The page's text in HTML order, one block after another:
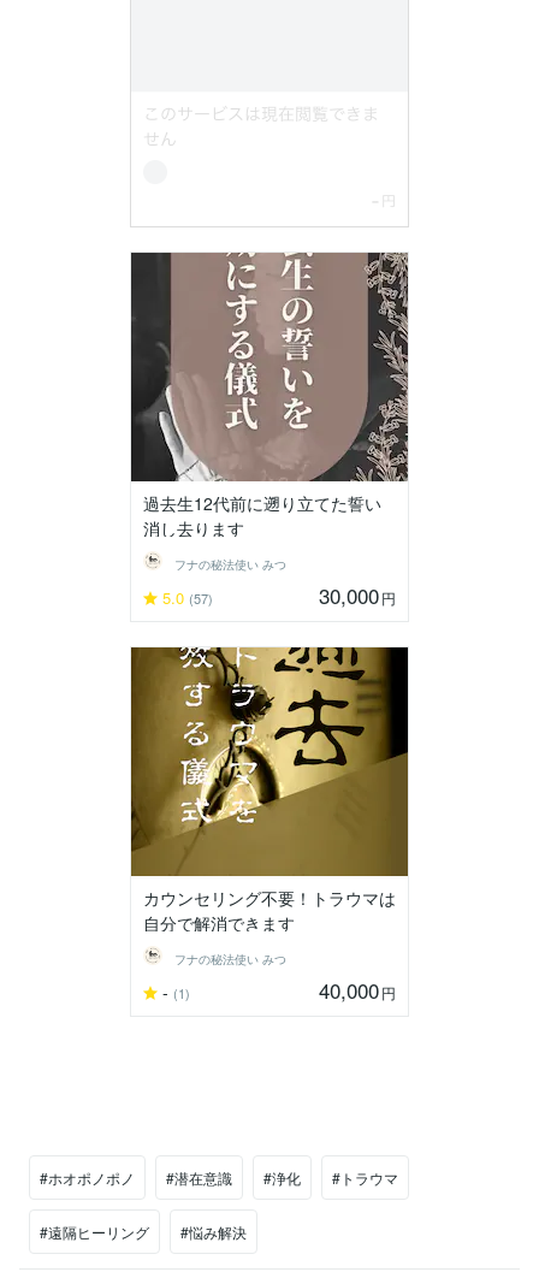
過去生12代前に遡り立てた誓い
消し去ります
フナの秘法使い みつ
5.0 (57) 30,000円
カウンセリング不要！トラウマは
自分で解消できます
フナの秘法使い みつ
- (1) 40,000円
#ホオポノポノ #潜在意識 #浄化 #トラウマ
#遠隔ヒーリング #悩み解決